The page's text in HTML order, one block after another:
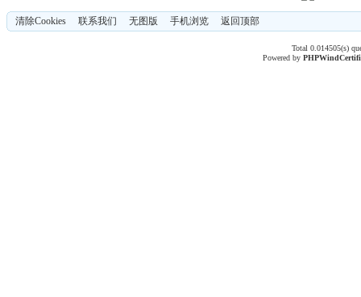
清除Cookies 联系我们 无图版 手机浏览 返回顶部
Total 0.014505(s)
Powered byPHPWind